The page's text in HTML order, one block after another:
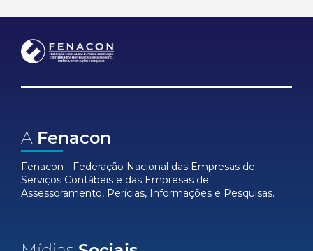
A Fenacon
Fenacon - Federação Nacional das Empresas de
Serviços Contábeis e das Empresas de
Assessoramento, Perícias, Informações e Pesquisas.